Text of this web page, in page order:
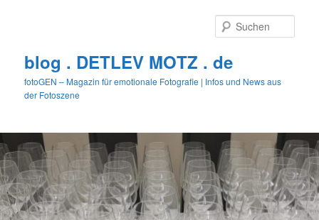
blog . DETLEV MOTZ . de
fotoGEN – Magazin für emotionale Fotografie | Infos und News aus
der Fotoszene